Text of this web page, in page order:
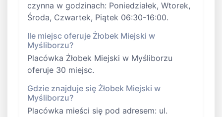
czynna w godzinach: Poniedziałek, Wtorek,
Środa, Czwartek, Piątek 06:30-16:00.
Ile miejsc oferuje Żłobek Miejski w
Myśliborzu?
Placówka Żłobek Miejski w Myśliborzu
oferuje 30 miejsc.
Gdzie znajduje się Żłobek Miejski w
Myśliborzu?
Placówka mieści się pod adresem: ul.